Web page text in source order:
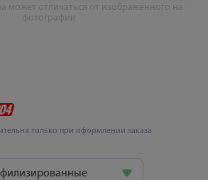
может отличаться от изображённого на
фотографии
только при оформлении заказа